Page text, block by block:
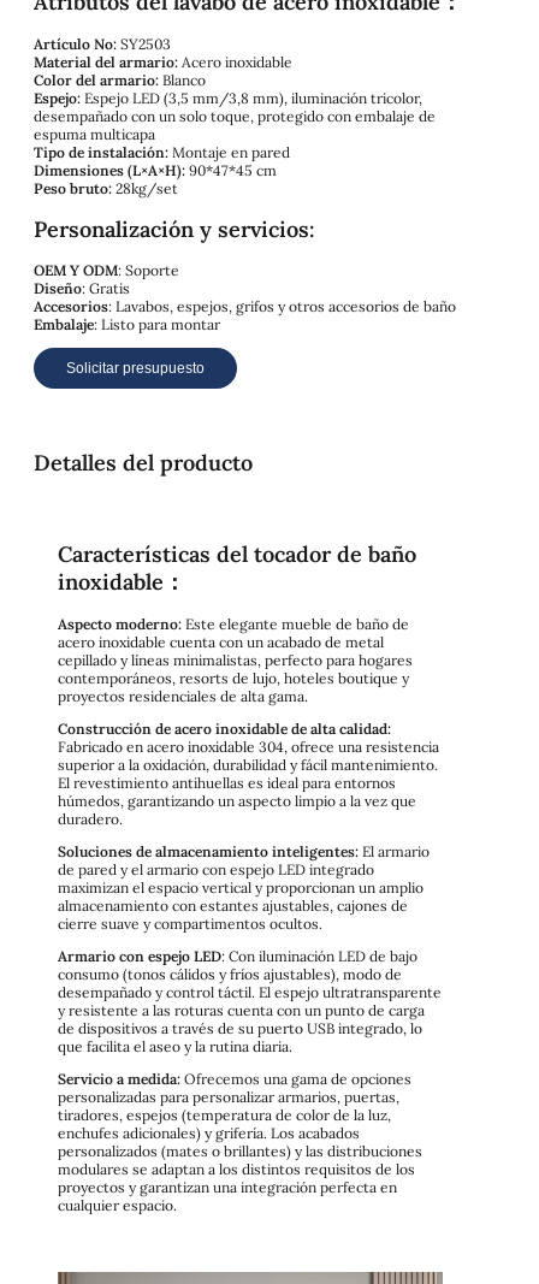
Artículo No: SY2503
Material del armario: Acero inoxidable
Color del armario: Blanco
Espejo: Espejo LED (3,5 mm/3,8 mm), iluminación tricolor,
desempañado con un solo toque, protegido con embalaje de
espuma multicapa
Tipo de instalación: Montaje en pared
Dimensiones (L×A×H): 90*47*45 cm
Peso bruto: 28kg/set
Personalización y servicios:
OEM Y ODM: Soporte
Diseño: Gratis
Accesorios: Lavabos, espejos, grifos y otros accesorios de baño
Embalaje: Listo para montar
Solicitar presupuesto
Detalles del producto
Características del tocador de baño
inoxidable：
Aspecto moderno: Este elegante mueble de baño de
acero inoxidable cuenta con un acabado de metal
cepillado y líneas minimalistas, perfecto para hogares
contemporáneos, resorts de lujo, hoteles boutique y
proyectos residenciales de alta gama.
Construcción de acero inoxidable de alta calidad:
Fabricado en acero inoxidable 304, ofrece una resistencia
superior a la oxidación, durabilidad y fácil mantenimiento.
El revestimiento antihuellas es ideal para entornos
húmedos, garantizando un aspecto limpio a la vez que
duradero.
Soluciones de almacenamiento inteligentes: El armario
de pared y el armario con espejo LED integrado
maximizan el espacio vertical y proporcionan un amplio
almacenamiento con estantes ajustables, cajones de
cierre suave y compartimentos ocultos.
Armario con espejo LED: Con iluminación LED de bajo
consumo (tonos cálidos y fríos ajustables), modo de
desempañado y control táctil. El espejo ultratransparente
y resistente a las roturas cuenta con un punto de carga
de dispositivos a través de su puerto USB integrado, lo
que facilita el aseo y la rutina diaria.
Servicio a medida: Ofrecemos una gama de opciones
personalizadas para personalizar armarios, puertas,
tiradores, espejos (temperatura de color de la luz,
enchufes adicionales) y grifería. Los acabados
personalizados (mates o brillantes) y las distribuciones
modulares se adaptan a los distintos requisitos de los
proyectos y garantizan una integración perfecta en
cualquier espacio.